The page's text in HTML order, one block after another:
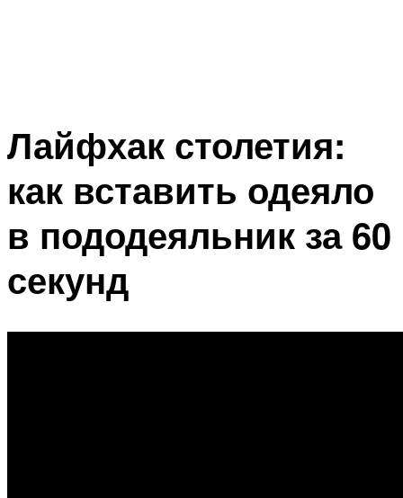
Лайфхак столетия:
как вставить одеяло
в пододеяльник за 60
секунд